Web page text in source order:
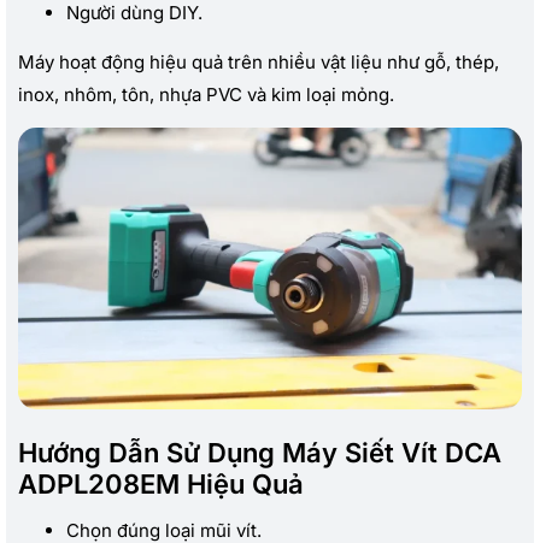
Người dùng DIY.
Máy hoạt động hiệu quả trên nhiều vật liệu như gỗ, thép,
inox, nhôm, tôn, nhựa PVC và kim loại mỏng.
Hướng Dẫn Sử Dụng Máy Siết Vít DCA
ADPL208EM Hiệu Quả
Chọn đúng loại mũi vít.